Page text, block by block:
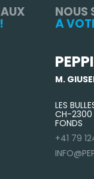
NOUS
À
M.
LES
CH-2300
FONDS
+41 79